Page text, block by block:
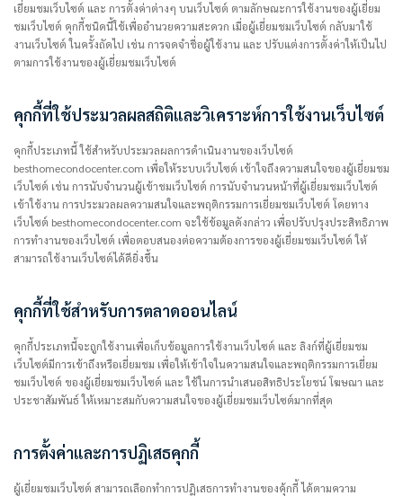
เยี่ยมชมเว็บไซต์ และ การตั้งค่าต่างๆ บนเว็บไซต์ ตามลักษณะการใช้งานของผู้เยี่ยม
ชมเว็บไซต์ คุกกี้ชนิดนี้ใช้เพื่ออำนวยความสะดวก เมื่อผู้เยี่ยมชมเว็บไซต์ กลับมาใช้
งานเว็บไซต์ ในครั้งถัดไป เช่น การจดจำชื่อผู้ใช้งาน และ ปรับแต่งการตั้งค่าให้เป็นไป
ตามการใช้งานของผู้เยี่ยมชมเว็บไซต์
คุกกี้ที่ใช้ประมวลผลสถิติและวิเคราะห์การใช้งานเว็บไซต์
คุกกี้ประเภทนี้ ใช้สำหรับประมวลผลการดำเนินงานของเว็บไซต์
besthomecondocenter.com เพื่อให้ระบบเว็บไซต์ เข้าใจถึงความสนใจของผู้เยี่ยมชม
เว็บไซต์ เช่น การนับจำนวนผู้เข้าชมเว็บไซต์ การนับจำนวนหน้าที่ผู้เยี่ยมชมเว็บไซต์
เข้าใช้งาน การประมวลผลความสนใจและพฤติกรรมการเยี่ยมชมเว็บไซต์ โดยทาง
เว็บไซต์ besthomecondocenter.com จะใช้ข้อมูลดังกล่าว เพื่อปรับปรุงประสิทธิภาพ
การทำงานของเว็บไซต์ เพื่อตอบสนองต่อความต้องการของผู้เยี่ยมชมเว็บไซต์ ให้
สามารถใช้งานเว็บไซต์ได้ดียิ่งขึ้น
คุกกี้ที่ใช้สำหรับการตลาดออนไลน์
คุกกี้ประเภทนี้จะถูกใช้งานเพื่อเก็บข้อมูลการใช้งานเว็บไซต์ และ ลิงก์ที่ผู้เยี่ยมชม
เว็บไซต์มีการเข้าถึงหรือเยี่ยมชม เพื่อให้เข้าใจในความสนใจและพฤติกรรมการเยี่ยม
ชมเว็บไซต์ ของผู้เยี่ยมชมเว็บไซต์ และ ใช้ในการนำเสนอสิทธิประโยชน์ โฆษณา และ
ประชาสัมพันธ์ ให้เหมาะสมกับความสนใจของผู้เยี่ยมชมเว็บไซต์มากที่สุด
การตั้งค่าและการปฏิเสธคุกกี้
ผู้เยี่ยมชมเว็บไซต์ สามารถเลือกทำการปฎิเสธการทำงานของคุ้กกี้ ได้ตามความ